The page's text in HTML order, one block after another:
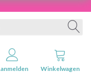
Winkelwagen